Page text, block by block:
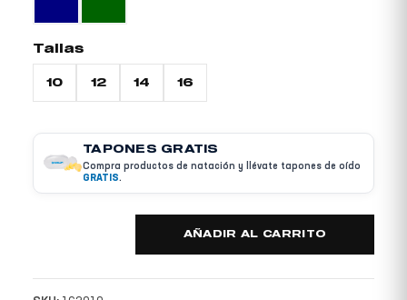
Tallas
10 12 14 16
TAPONES GRATIS
Compra productos de natación y llévate tapones de oído
GRATIS.
AÑADIR AL CARRITO